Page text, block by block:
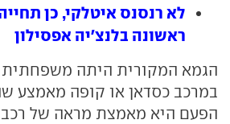
לא רנסנס איטלקי, כן
ראשונה בלנצ'יה אפסילון
הגמא המקורית היתה משפחתית
במרכב כסדאן או קופה מאמצע
הפעם היא מאמצת מראה של רכב